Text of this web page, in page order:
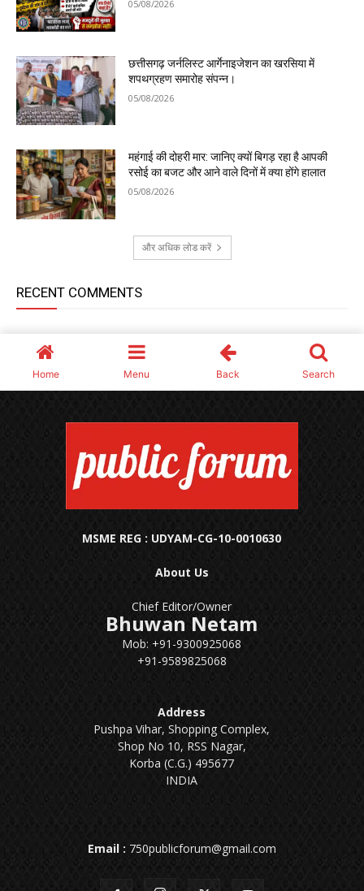
MSME REG : UDYAM-CG-10-0010630
About Us
Chief Editor/Owner
Bhuwan Netam
Mob: +91-9300925068
+91-9589825068
Address
Pushpa Vihar, Shopping Complex,
Shop No 10, RSS Nagar,
Korba (C.G.) 495677
INDIA
Email : 750publicforum@gmail.com